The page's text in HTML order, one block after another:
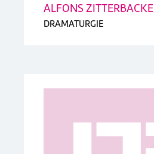
ALFONS ZITTERBACKE
DRAMATURGIE